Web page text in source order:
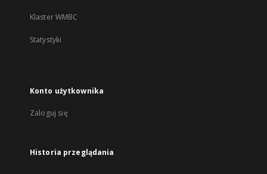
Klaster WMBC
Statystyki
Konto użytkownika
Zaloguj się
Historia przeglądania